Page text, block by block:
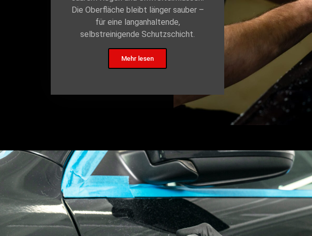
Die Oberfläche bleibt länger sauber –
für eine langanhaltende,
selbstreinigende Schutzschicht.
Mehr lesen